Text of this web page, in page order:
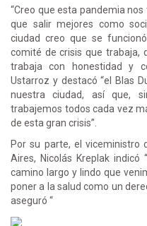
“Creo que esta pandemia
que salir mejores como
ciudad creo que se
comité de crisis que trabaja,
trabaja con honestidad y
Ustarroz y destacó “el Blas
nuestra ciudad, así que,
trabajemos todos cada vez
de esta gran crisis”.
Por su parte, el viceministro
Aires, Nicolás Kreplak
camino largo y lindo que
poner a la salud como un
aseguró “